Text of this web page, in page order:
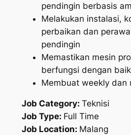
pendingin berbasis
Melakukan instalasi,
perbaikan dan
pendingin
Memastikan mesin
berfungsi dengan baik
Membuat weekly dan
Job Category: Teknisi
Job Type: Full Time
Job Location: Malang